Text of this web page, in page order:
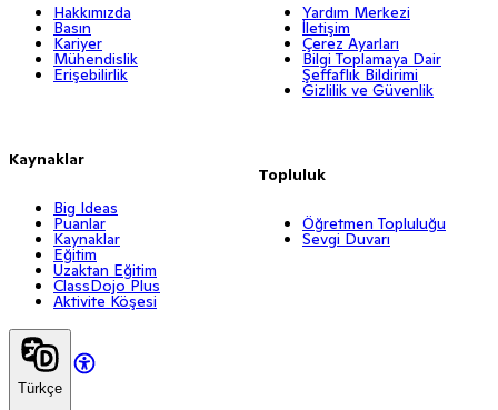
Hakkımızda
Basın
Kariyer
Mühendislik
Erişebilirlik
Kaynaklar
Big Ideas
Puanlar
Kaynaklar
Eğitim
Uzaktan Eğitim
ClassDojo Plus
Aktivite Köşesi
Yardım Merkezi
İletişim
Çerez Ayarları
Bilgi Toplamaya Dair
Şeffaflık Bildirimi
Gizlilik ve Güvenlik
Topluluk
Öğretmen Topluluğu
Sevgi Duvarı
Türkçe